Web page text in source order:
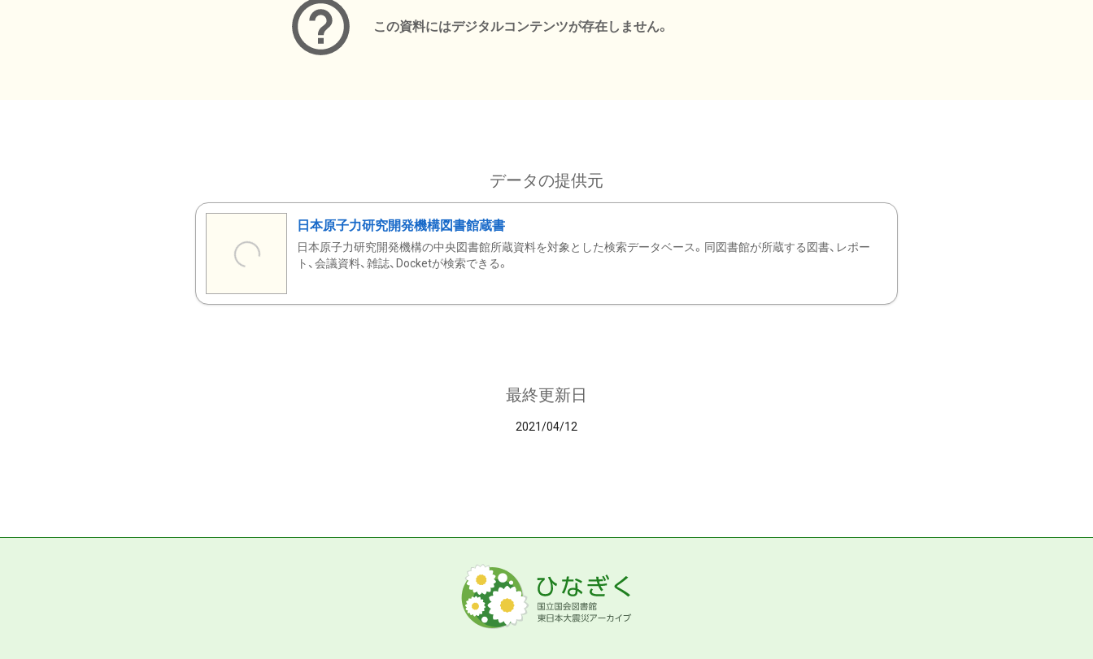
この資料にはデジタルコンテンツが存在しません。
データの提供元
日本原子力研究開発機構図書館蔵書
日本原子力研究開発機構の中央図書館所蔵資料を対象とした検索データベース。同図書館が所蔵する図書、レポー
ト、会議資料、雑誌、Docketが検索できる。
最終更新日
2021/04/12